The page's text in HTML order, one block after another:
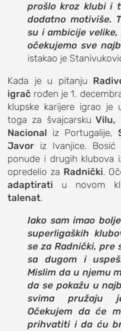
STUDENTSKI
o nama
impresum
prošlo kroz klubi i
dodatno motiviše.
su i ambicije
očekujemo sve
istakao je
Kada je u pitanju
igrač rođen je 1.
klupske karijere igrao je
toga za švajcarsku Vilu,
Nacional iz Portugalije,
Javor iz Ivanjice.
ponude i drugih klubova
opredelio za Radnički.
adaptirati u novom
talenat.
Iako sam imao
superligaških
se za Radnički, pre
sa dugom i
Mislim da u njemu
da se pokažu u
svima pružaju
Očekujem da će
prihvatiti i da ću